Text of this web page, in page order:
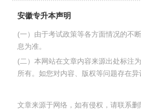
也是联合培养学生的劣势。
3.丧失考研的优势
有很多升本院校本校就有研究
是联合培养学生则失去了这一巨大
安徽专升本声明
(一）由于考试政策等各方面情况的不
息为准。
(二）本网站在文章内容来源出处标注
所有。如您对内容、版权等问题存在
文章来源于网络，如有侵权，请联系删